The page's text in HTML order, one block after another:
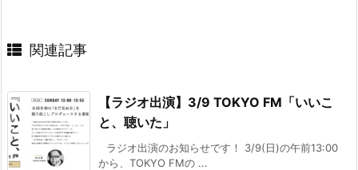
関連記事
【ラジオ出演】3/9 TOKYO FM「いいこ
と、聴いた」
ラジオ出演のお知らせです！ 3/9(日)の午前13:00
から、TOKYO FMの ...